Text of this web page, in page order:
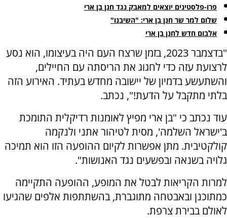
פרו-פלסטינים יוצאים למאבק נגד חנן בן ארי
שלום למר שר חנן בן ארי: "השיבנו"
אלבום חדש לחנן בן ארי
"בדצמבר 2023, בזמן שרצח העם היה בעיצומו, הוא נסע
לרצועת עזה כדי לחגוג את הריסתה עם החיילים,
והשתעשע בדמיון של יישובה מחדש בעתיד. האירוע הזה
בלתי מתקבל על הדעת!", נכתב.
עוד נכתב כי "בן ארי מפיץ לאומנות רדיקלית התומכת
ב'ישראל השלמה', מסית לטיהור אתני ולנקמה
קולקטיבית. מתן אפשרות לקיום ההופעה הזו הוא תמיכה
גלויה בשנאה ובפשעים נגד האנושות".
למרות הקריאות לבטל את המופע, ההופעה התקיימה
כמתוכנן ובאבטחה מתוגברת, בהשתתפות אלפים שהגיעו
לאולם בבירת צרפת.